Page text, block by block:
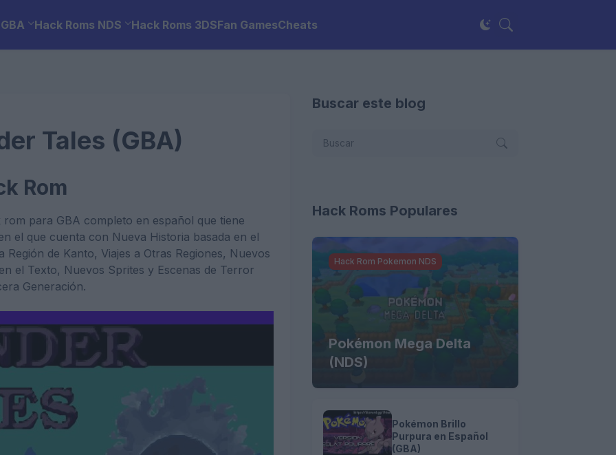
Hack Roms NDS Hack Roms 3DSFan GamesCheats
Tales (GBA)
Rom
para GBA completo en español que tiene
el que cuenta con Nueva Historia basada en el
de Kanto, Viajes a Otras Regiones, Nuevos
el Texto, Nuevos Sprites y Escenas de Terror
Generación.
Buscar este blog
Hack Roms Populares
Hack Rom Pokemon NDS
Pokémon Mega Delta
(NDS)
Pokémon Brillo
Purpura en Español
(GBA)